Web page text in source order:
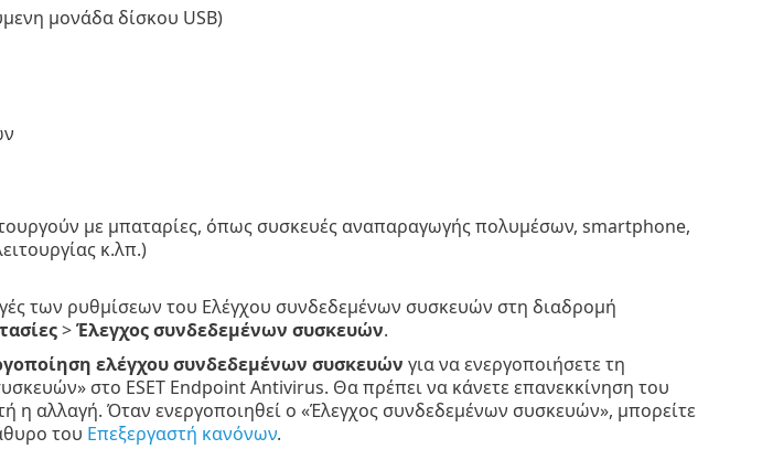
μονάδα δίσκου USB)
με μπαταρίες, όπως συσκευές αναπαραγωγής πολυμέσων, smartphone,
κ.λπ.)
των ρυθμίσεων του Ελέγχου συνδεδεμένων συσκευών στη διαδρομή
>Έλεγχος συνδεδεμένων συσκευών.
ελέγχου συνδεδεμένων συσκευών για να ενεργοποιήσετε τη
στο ESET Endpoint Antivirus. Θα πρέπει να κάνετε επανεκκίνηση του
η αλλαγή. Όταν ενεργοποιηθεί ο «Έλεγχος συνδεδεμένων συσκευών», μπορείτε
του Επεξεργαστή κανόνων.